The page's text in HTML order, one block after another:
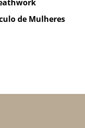
de Mulheres